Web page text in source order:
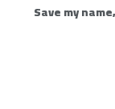
Save my